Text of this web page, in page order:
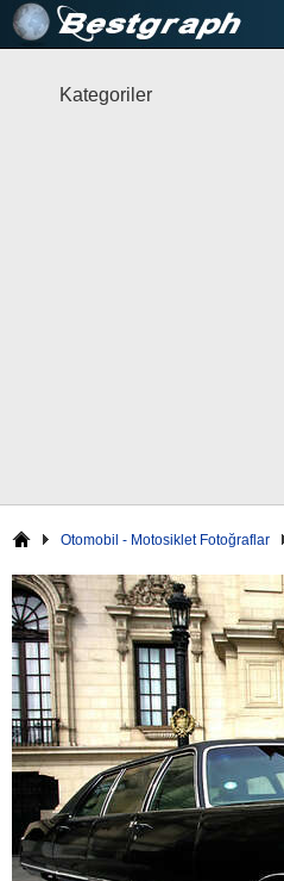
Kategoriler
Otomobil - Motosiklet Fotoğraflar